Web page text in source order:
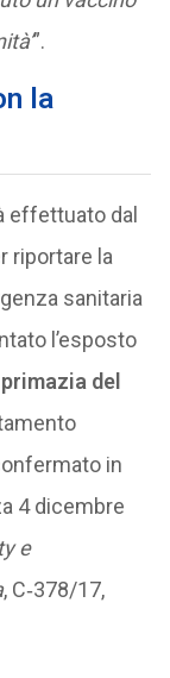
”.
la
effettuato dal
riportare la
sanitaria
l’esposto
primazia del
in
4 dicembre
e
, C‑378/17,